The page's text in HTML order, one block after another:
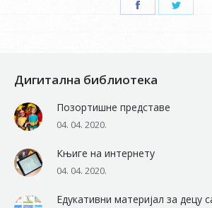
Share
Дигитална библиотека
Позортишне представе
04. 04. 2020.
Књиге на интернету
04. 04. 2020.
Едукативни материјал за децу